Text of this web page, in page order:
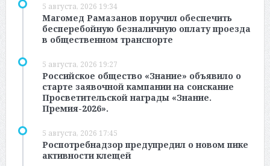
5 августа, 2026 19:34
Магомед Рамазанов поручил обеспечить
бесперебойную безналичную оплату проезда
в общественном транспорте
5 августа, 2026 19:27
Российское общество «Знание» объявило о
старте заявочной кампании на соискание
Просветительской награды «Знание.
Премия-2026».
5 августа, 2026 17:45
Роспотребнадзор предупредил о новом пике
активности клещей